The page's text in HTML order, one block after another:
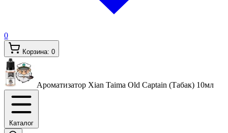
0
Корзина: 0
Ароматизатор Xian Taima Old Captain (Табак) 10мл
Каталог